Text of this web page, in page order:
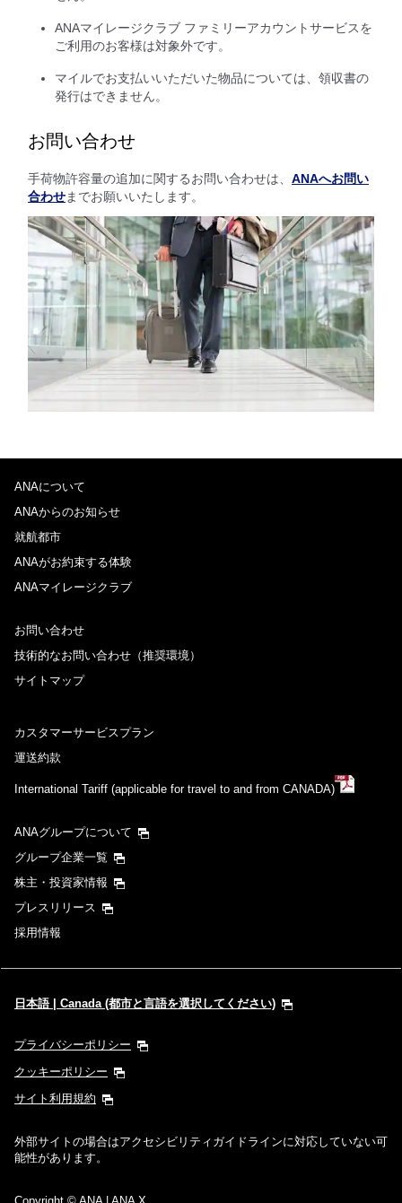
ANAマイレージクラブ ファミリーアカウントサービスを
ご利用のお客様は対象外です。
マイルでお支払いいただいた物品については、領収書の
発行はできません。
お問い合わせ
手荷物許容量の追加に関するお問い合わせは、 ANAへお問い
合わせまでお願いいたします。
ANAについて
ANAからのお知らせ
就航都市
ANAがお約束する体験
ANAマイレージクラブ
お問い合わせ
技術的なお問い合わせ（推奨環境）
サイトマップ
カスタマーサービスプラン
運送約款
International Tariff (applicable for travel to and from CANADA)
ANAグループについて
グループ企業一覧
株主・投資家情報
プレスリリース
採用情報
日本語 | Canada (都市と言語を選択してください)
プライバシーポリシー
クッキーポリシー
サイト利用規約
外部サイトの場合はアクセシビリティガイドラインに対応していない可
能性があります。